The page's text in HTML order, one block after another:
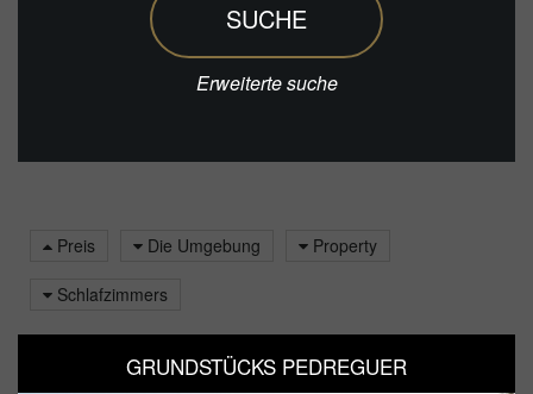
SUCHE
Erweiterte suche
Preis Die Umgebung Property
Schlafzimmers
GRUNDSTÜCKS PEDREGUER